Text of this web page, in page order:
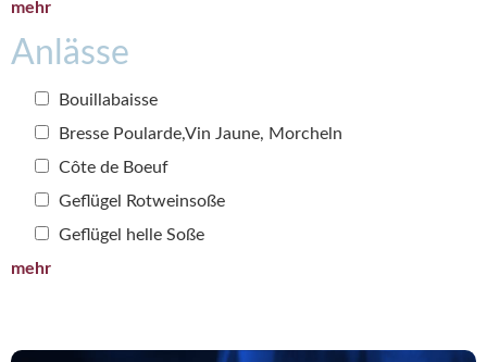
mehr
Anlässe
Bouillabaisse
Bresse Poularde,Vin Jaune, Morcheln
Côte de Boeuf
Geflügel Rotweinsoße
Geflügel helle Soße
mehr